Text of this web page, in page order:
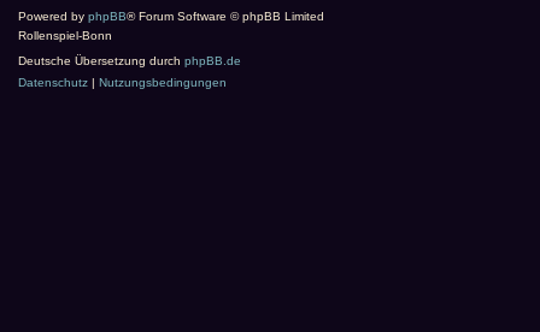
Powered by phpBB® Forum Software © phpBB Limited
Rollenspiel-Bonn
Deutsche Übersetzung durch phpBB.de
Datenschutz
Nutzungsbedingungen